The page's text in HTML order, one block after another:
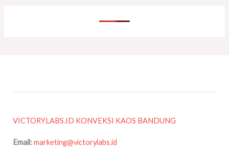
VICTORYLABS.ID KONVEKSI KAOS BANDUNG
Email:marketing@victorylabs.id